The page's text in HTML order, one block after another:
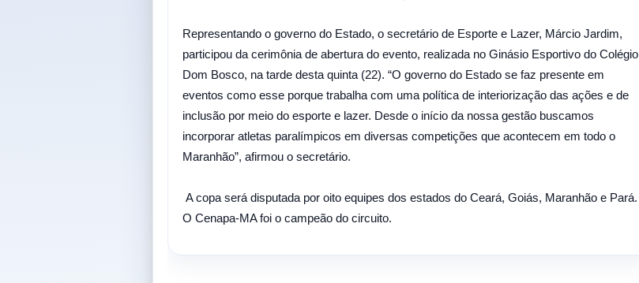
Representando o governo do Estado, o secretário de Esporte e Lazer, Márcio Jardim,
participou da cerimônia de abertura do evento, realizada no Ginásio Esportivo do Colégio
Dom Bosco, na tarde desta quinta (22). “O governo do Estado se faz presente em
eventos como esse porque trabalha com uma política de interiorização das ações e de
inclusão por meio do esporte e lazer. Desde o início da nossa gestão buscamos
incorporar atletas paralímpicos em diversas competições que acontecem em todo o
Maranhão”, afirmou o secretário.
A copa será disputada por oito equipes dos estados do Ceará, Goiás, Maranhão e Pará.
O Cenapa-MA foi o campeão do circuito.